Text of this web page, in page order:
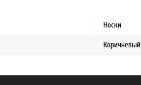
Носки
Коричневый